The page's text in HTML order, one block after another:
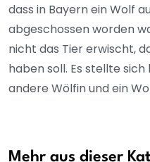
dass in Bayern ein Wolf
abgeschossen worden
nicht das Tier erwischt,
haben soll. Es stellte
andere Wölfin und ein
Mehr aus dieser